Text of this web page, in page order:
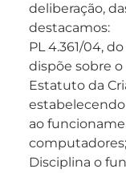
deliberação,
destacamos:
PL 4.361/04,
dispõe sobre o
Estatuto da
ao
computadores;
Disciplina o